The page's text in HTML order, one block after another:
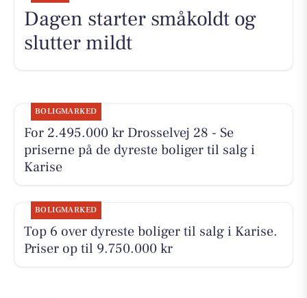
Dagen starter småkoldt og
slutter mildt
BOLIGMARKED
For 2.495.000 kr Drosselvej 28 - Se
priserne på de dyreste boliger til salg i
Karise
BOLIGMARKED
Top 6 over dyreste boliger til salg i Karise.
Priser op til 9.750.000 kr